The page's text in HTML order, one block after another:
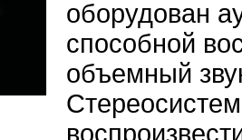
оборудован
способной
объемный